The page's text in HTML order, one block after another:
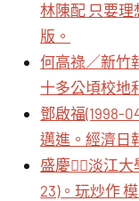
林陳配 只要理
版。
何高祿／新竹
十多公頃校地
鄧啟福(1998-
邁進。經濟日
盛慶／淡江
23)。玩炒作